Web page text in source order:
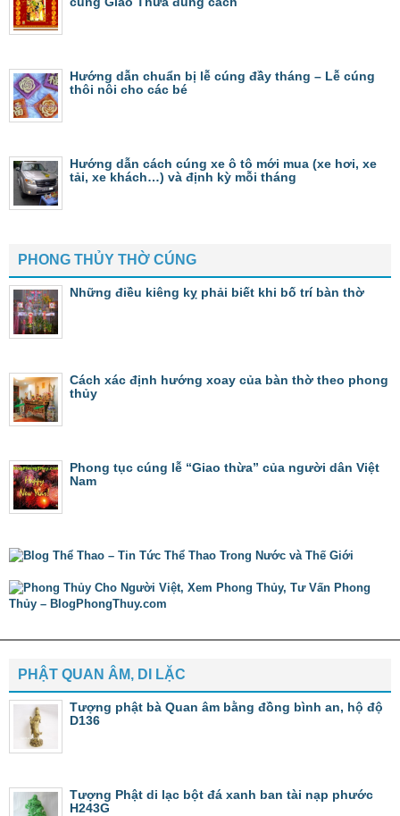
Hướng dẫn chuẩn bị lễ cúng đầy tháng – Lễ cúng
thôi nôi cho các bé
Hướng dẫn cách cúng xe ô tô mới mua (xe hơi, xe
tải, xe khách…) và định kỳ mỗi tháng
PHONG THỦY THỜ CÚNG
Những điều kiêng kỵ phải biết khi bố trí bàn thờ
Cách xác định hướng xoay của bàn thờ theo phong
thủy
Phong tục cúng lễ “Giao thừa” của người dân Việt
Nam
PHẬT QUAN ÂM, DI LẶC
Tượng phật bà Quan âm bằng đồng bình an, hộ độ
D136
Tượng Phật di lạc bột đá xanh ban tài nạp phước
H243G